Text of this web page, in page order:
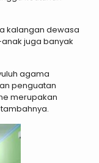
kalangan dewasa
juga banyak
agama
penguatan
merupakan